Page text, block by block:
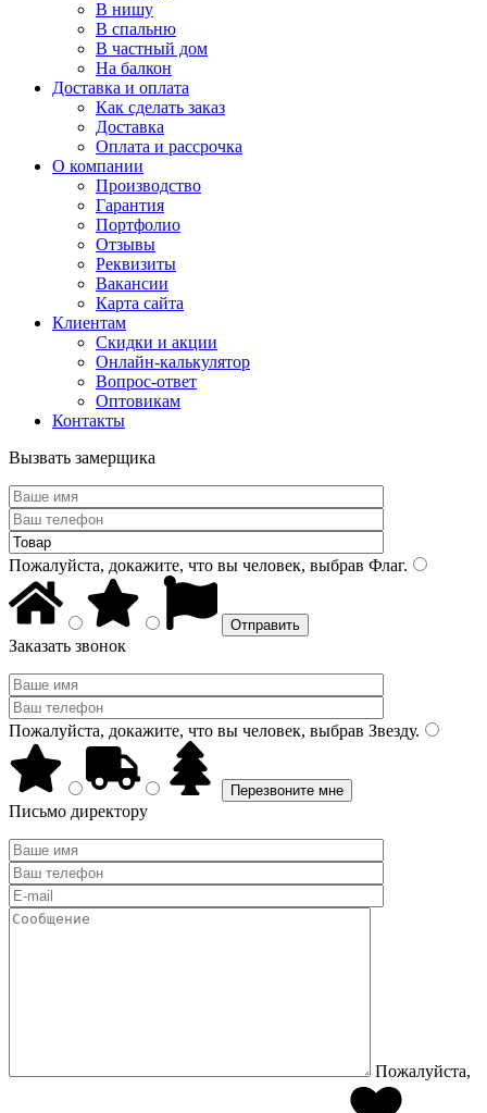
В нишу
В спальню
В частный дом
На балкон
Доставка и оплата
Как сделать заказ
Доставка
Оплата и рассрочка
О компании
Производство
Гарантия
Портфолио
Отзывы
Реквизиты
Вакансии
Карта сайта
Клиентам
Скидки и акции
Онлайн-калькулятор
Вопрос-ответ
Оптовикам
Контакты
Вызвать замерщика
Пожалуйста, докажите, что вы человек, выбрав Флаг.
Заказать звонок
Пожалуйста, докажите, что вы человек, выбрав Звезду.
Письмо директору
Пожалуйста,